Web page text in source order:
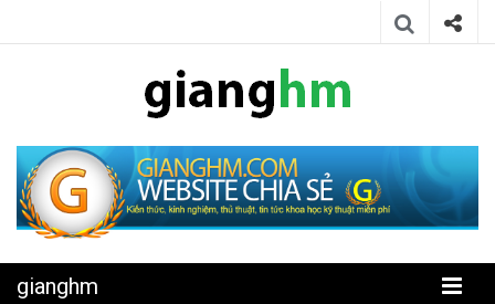
gianghm
kỹ thuật miễn phí
gianghm